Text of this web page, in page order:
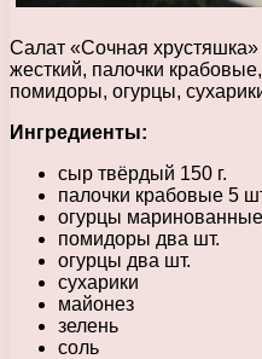
Салат «Сочная
жесткий, палочки
помидоры, огурцы,
Ингредиенты:
сыр твёрдый 150 г.
палочки крабовые 5
огурцы
помидоры два шт.
огурцы два шт.
сухарики
майонез
зелень
соль